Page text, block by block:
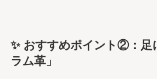
✨ おすすめポイント②：足
ラム革」